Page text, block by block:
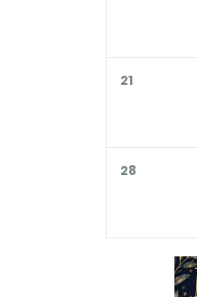
21
28